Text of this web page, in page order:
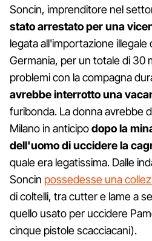
Soncin, imprenditore nel
stato arrestato per una
legata all'importazione illegale
Germania, per un totale di 30
problemi con la compagna
avrebbe interrotto una
furibonda. La donna avrebbe
Milano in anticipodopo la
dell'uomo di uccidere la
quale era legatissima. Dalle
Soncin possedesse una
di coltelli, tra cutter e lame a
quello usato per uccidere
cinque pistole scacciacani).